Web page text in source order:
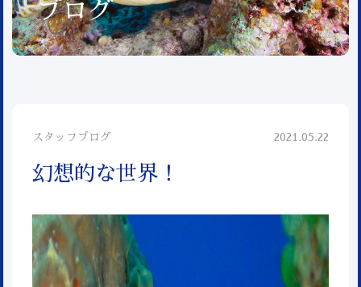
ブログ
スタッフブログ 2021.05.22
幻想的な世界！